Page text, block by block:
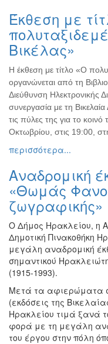
Ζωγραφική
Φωτογραφία
Τραγούδι
Μουσική
Χορός
Θέατρο
Παζάρι
Συνέδρια
Ημερίδες
-
Διημερίδες
Σεμινάρια-
Διαλέξεις-
Ομιλίες
Διάφορες
Εκθέσεις
Εκδηλώσεις
για
Παιδιά
Έκθεση με
Βικέλας»
Η έκθεση με τίτλο «Ο
οργανώνεται από τη
Διεύθυνση Ηλεκτρονικής
συνεργασία με τη Βικελαία
τις πύλες της για το
Οκτωβρίου, στις 19:00,
περισσότερα...
Αναδρομική
«Θωμάς
ζωγραφικής»
Ο Δήμος Ηρακλείου, η
Δημοτική Πινακοθήκη
μεγάλη αναδρομική
σημαντικού
(1915-1993).
Μετά τα αφιερώματα
(εκδόσεις της
Ηρακλείου τιμά ξανά
φορά με τη μεγάλη
του έργου στην πόλη